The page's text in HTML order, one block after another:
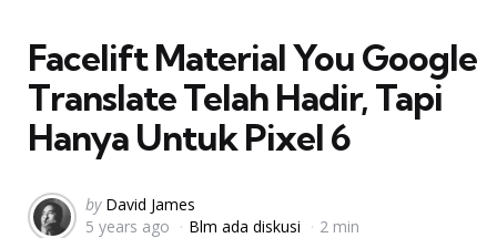
Facelift Material You Google
Translate Telah Hadir, Tapi
Hanya Untuk Pixel 6
Posted
by
by David James
5 years ago
Blm ada diskusi 2 min